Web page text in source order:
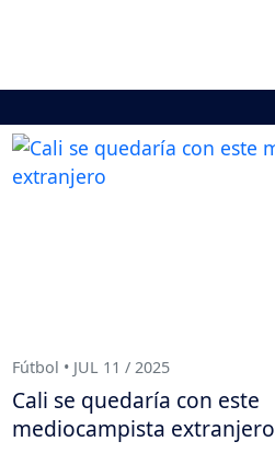
Fútbol • JUL 11 / 2025
Cali se quedaría con este
mediocampista extranjero